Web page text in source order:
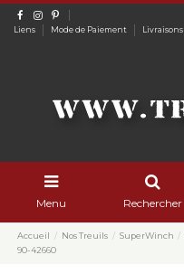
Liens Mode de Paiement Livraisons
Menu Rechercher
Accueil Nos Treuils SuperWinch
90-42660